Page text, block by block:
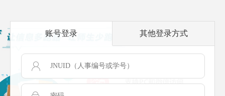
账号登录 其他登录方式